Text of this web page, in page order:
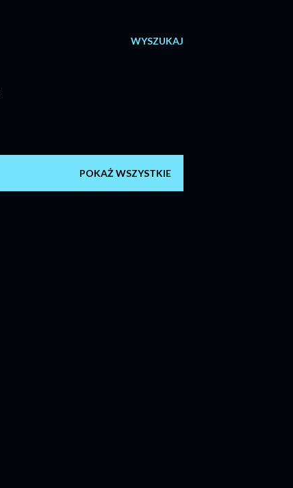
WYSZUKAJ
POKAŻ WSZYSTKIE